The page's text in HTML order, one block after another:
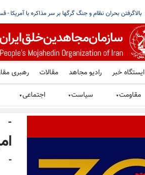
کارشناسان سازمان ملل: سرکوب اقلیت‌های قومی در ایران
ایستگاه خبر رادیو مجاهد مقالات رهبری
مقاومت▼ سیاست▼ اجتماعی▼
-
-